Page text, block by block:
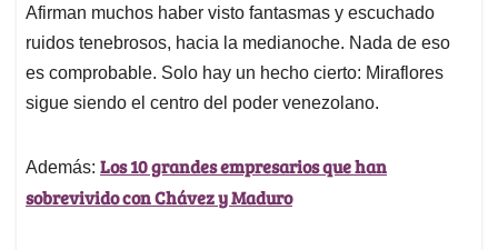
Afirman muchos haber visto fantasmas y escuchado
ruidos tenebrosos, hacia la medianoche. Nada de eso
es comprobable. Solo hay un hecho cierto: Miraflores
sigue siendo el centro del poder venezolano.
Además: Los 10 grandes empresarios que han
sobrevivido con Chávez y Maduro